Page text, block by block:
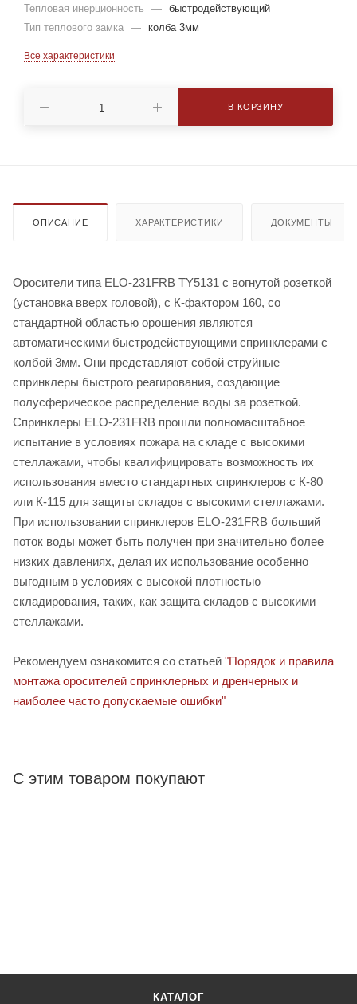
Тепловая инерционность
— быстродействующий
Тип теплового замка — колба 3мм
Все характеристики
В КОРЗИНУ
ОПИСАНИЕ ХАРАКТЕРИСТИКИ ДОКУМЕНТЫ
Оросители типа ELO-231FRB TY5131 с вогнутой розеткой
(установка вверх головой), с К-фактором 160, со
стандартной областью орошения являются
автоматическими быстродействующими спринклерами с
колбой 3мм. Они представляют собой струйные
спринклеры быстрого реагирования, создающие
полусферическое распределение воды за розеткой.
Спринклеры ELO-231FRB прошли полномасштабное
испытание в условиях пожара на складе с высокими
стеллажами, чтобы квалифицировать возможность их
использования вместо стандартных спринклеров с К-80
или К-115 для защиты складов с высокими стеллажами.
При использовании спринклеров ELO-231FRB больший
поток воды может быть получен при значительно более
низких давлениях, делая их использование особенно
выгодным в условиях с высокой плотностью
складирования, таких, как защита складов с высокими
стеллажами.
Рекомендуем ознакомится со статьей "Порядок и правила
монтажа оросителей спринклерных и дренчерных и
наиболее часто допускаемые ошибки"
С этим товаром покупают
КАТАЛОГ